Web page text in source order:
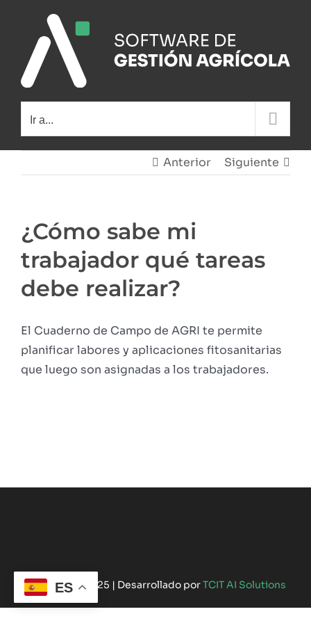
contenido
Ir a...
Anterior Siguiente
¿Cómo sabe mi
trabajador qué tareas
debe realizar?
El Cuaderno de Campo de AGRI te permite
planificar labores y aplicaciones fitosanitarias
que luego son asignadas a los trabajadores.
©Copyright 2025 | Desarrollado porTCIT AI Solutions
ES